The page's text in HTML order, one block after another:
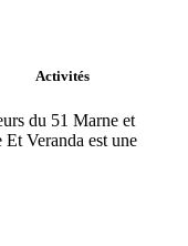
Activités
du 51 Marne et
Veranda est une